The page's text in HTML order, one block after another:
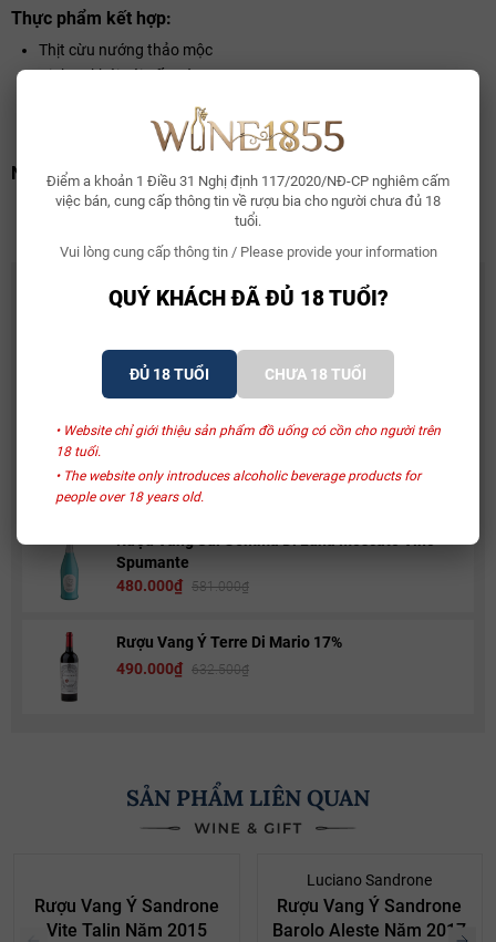
Điểm a khoản 1 Điều 31 Nghị định 117/2020/NĐ-CP nghiêm cấm
việc bán, cung cấp thông tin về rượu bia cho người chưa đủ 18
tuổi.
Vui lòng cung cấp thông tin / Please provide your information
QUÝ KHÁCH ĐÃ ĐỦ 18 TUỔI?
ĐỦ 18 TUỔI CHƯA 18 TUỔI
• Website chỉ giới thiệu sản phẩm đồ uống có cồn cho người trên
18 tuổi.
• The website only introduces alcoholic beverage products for
people over 18 years old.
Thực phẩm kết hợp:
Thịt cừu nướng thảo mộc
Vịt hun khói với nấm rừng
Nồng độ:
Alc: 14.5%
CÓ THỂ BẠN THÍCH
2.150.000₫
Bia Bỉ Trappistes Rochefort 10
Rượu Vang Sủi Gemma Di Luna Moscato Vino
Spumante
480.000₫ 581.000₫
Rượu Vang Ý Terre Di Mario 17%
490.000₫ 632.500₫
SẢN PHẨM LIÊN QUAN
Rượu Vang Ý Sandrone
Vite Talin Năm 2015
- 10%
Luciano Sandrone
Rượu Vang Ý Sandrone
Barolo Aleste Năm 2017